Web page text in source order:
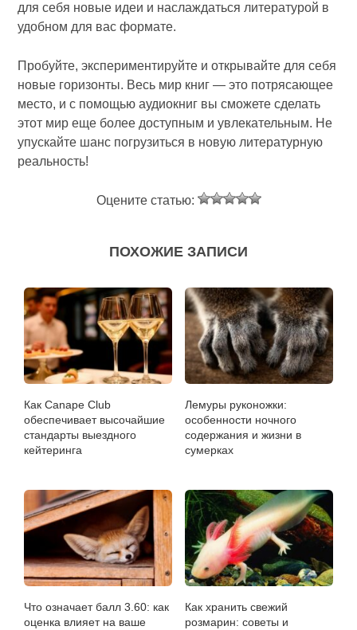
для себя новые идеи и наслаждаться литературой в
удобном для вас формате.
Пробуйте, экспериментируйте и открывайте для себя
новые горизонты. Весь мир книг — это потрясающее
место, и с помощью аудиокниг вы сможете сделать
этот мир еще более доступным и увлекательным. Не
упускайте шанс погрузиться в новую литературную
реальность!
Оцените статью:
ПОХОЖИЕ ЗАПИСИ
Как Canape Club
обеспечивает высочайшие
стандарты выездного
кейтеринга
Лемуры руконожки:
особенности ночного
содержания и жизни в
сумерках
Что означает балл 3.60: как
оценка влияет на ваше
Как хранить свежий
розмарин: советы и